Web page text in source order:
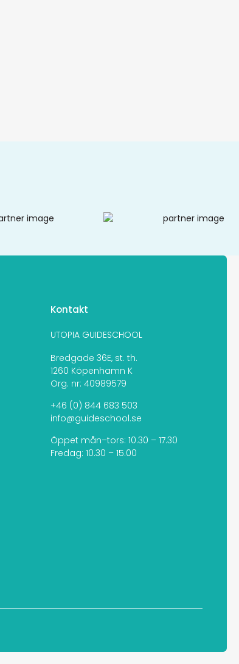
Kontakt
UTOPIA GUIDESCHOOL
Bredgade 36E, st. th.
1260 Köpenhamn K
Org. nr: 40989579
+46 (0) 844 683 503
info@guideschool.se
Öppet mån–tors: 10.30 – 17.30
Fredag: 10.30 – 15.00